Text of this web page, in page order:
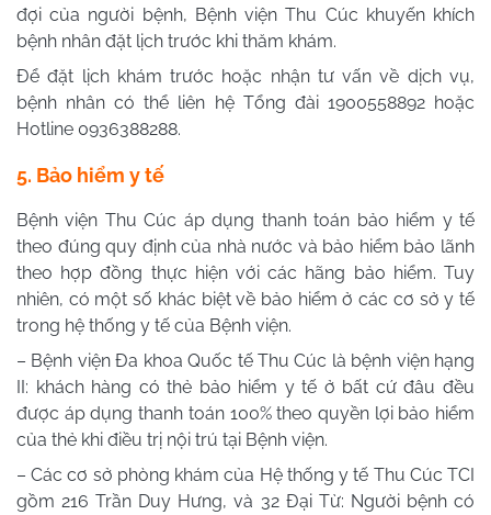
đợi của người bệnh, Bệnh viện Thu Cúc khuyến khích
bệnh nhân đặt lịch trước khi thăm khám.
Để đặt lịch khám trước hoặc nhận tư vấn về dịch vụ,
bệnh nhân có thể liên hệ Tổng đài 1900558892 hoặc
Hotline 0936388288.
5. Bảo hiểm y tế
Bệnh viện Thu Cúc áp dụng thanh toán bảo hiểm y tế
theo đúng quy định của nhà nước và bảo hiểm bảo lãnh
theo hợp đồng thực hiện với các hãng bảo hiểm. Tuy
nhiên, có một số khác biệt về bảo hiểm ở các cơ sở y tế
trong hệ thống y tế của Bệnh viện.
– Bệnh viện Đa khoa Quốc tế Thu Cúc là bệnh viện hạng
II: khách hàng có thẻ bảo hiểm y tế ở bất cứ đâu đều
được áp dụng thanh toán 100% theo quyền lợi bảo hiểm
của thẻ khi điều trị nội trú tại Bệnh viện.
– Các cơ sở phòng khám của Hệ thống y tế Thu Cúc TCI
gồm 216 Trần Duy Hưng, và 32 Đại Từ: Người bệnh có